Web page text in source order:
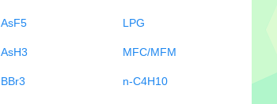
AsF5
AsH3
BBr3
LPG
MFC/MFM
n-C4H10